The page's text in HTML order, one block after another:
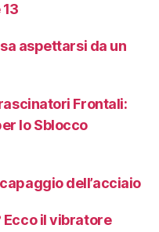
aspettarsi da un
Frontali:
lo Sblocco
dell’acciaio
Ecco il vibratore